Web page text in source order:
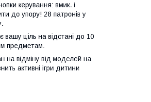
керування: вмик. і
до упору! 28 патронів у
вашу ціль на відстані до 10
предметам.
на відміну від моделей на
активні ігри дитини